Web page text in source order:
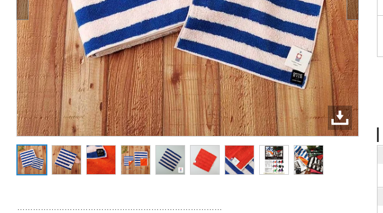
……………………………………………………………………